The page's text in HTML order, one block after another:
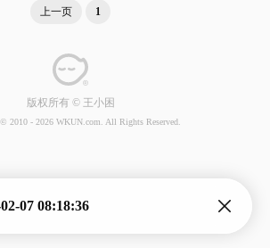
07 08:18:36
上一页 1
版权所有 © 王小困
2010 - 2026 WKUN.com. All Rights Reserved.